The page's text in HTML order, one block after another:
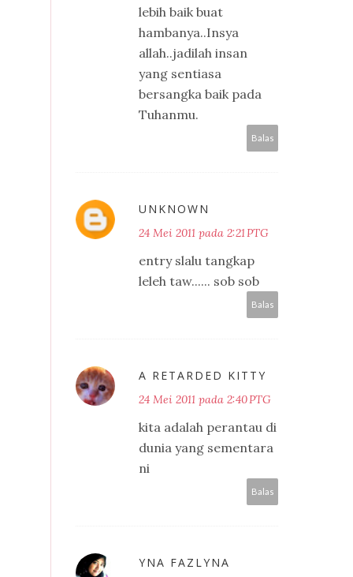
lebih baik buat
hambanya..Insya
allah..jadilah insan
yang sentiasa
bersangka baik pada
Tuhanmu.
Balas
UNKNOWN
24 Mei 2011 pada 2:21 PTG
entry slalu tangkap
leleh taw...... sob sob
Balas
A RETARDED KITTY
24 Mei 2011 pada 2:40 PTG
kita adalah perantau di
dunia yang sementara
ni
Balas
YNA FAZLYNA